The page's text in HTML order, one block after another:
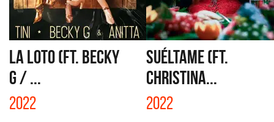
LA LOTO (FT. BECKY
G / ...
2022
SUÉLTAME (FT.
CHRISTINA...
2022